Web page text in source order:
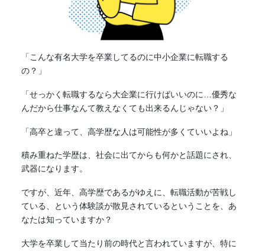
「こんな有名大学を卒業してるのに中小企業に転職する
の？」
「せっかく転職するなら大企業に行けばいいのに…優秀な
んだから仕事なんて教えなくても出来るんじゃない？」
「高卒と違って、高学歴な人は可能性が多くていいよね」
積み重ねた学歴は、社会に出てからも何かと話題にされ、
武器になります。
ですが、近年、高学歴であるがゆえに、転職活動が苦戦し
ている、という体験談が散見されているということを、あ
なたは知っていますか？
大学を卒業して当たり前の時代と言われていますが、特に